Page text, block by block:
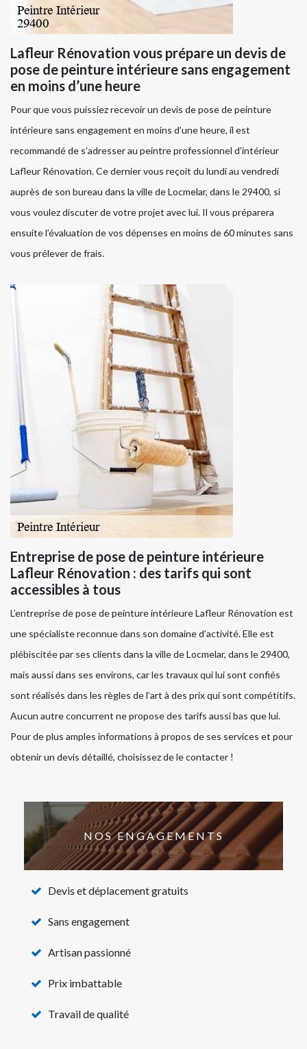
Lafleur Rénovation vous prépare un devis de
pose de peinture intérieure sans engagement
en moins d’une heure
Pour que vous puissiez recevoir un devis de pose de peinture
intérieure sans engagement en moins d’une heure, il est
recommandé de s’adresser au peintre professionnel d’intérieur
Lafleur Rénovation. Ce dernier vous reçoit du lundi au vendredi
auprès de son bureau dans la ville de Locmelar, dans le 29400, si
vous voulez discuter de votre projet avec lui. Il vous préparera
ensuite l’évaluation de vos dépenses en moins de 60 minutes sans
vous prélever de frais.
Entreprise de pose de peinture intérieure
Lafleur Rénovation : des tarifs qui sont
accessibles à tous
L’entreprise de pose de peinture intérieure Lafleur Rénovation est
une spécialiste reconnue dans son domaine d’activité. Elle est
plébiscitée par ses clients dans la ville de Locmelar, dans le 29400,
mais aussi dans ses environs, car les travaux qui lui sont confiés
sont réalisés dans les règles de l’art à des prix qui sont compétitifs.
Aucun autre concurrent ne propose des tarifs aussi bas que lui.
Pour de plus amples informations à propos de ses services et pour
obtenir un devis détaillé, choisissez de le contacter !
NOS ENGAGEMENTS
Devis et déplacement gratuits
Sans engagement
Artisan passionné
Prix imbattable
Travail de qualité